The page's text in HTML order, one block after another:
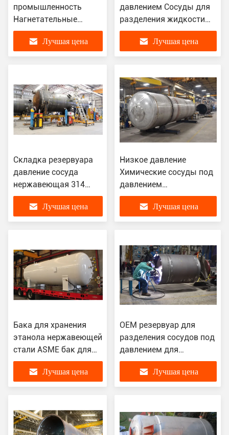
промышленность
Нагнетательные
сосуды Нетоксичная
горючая среда
хранения
Лучшая цена
давлением Сосуды для
разделения жидкости
для нефтехимической
переработкиЛучшая цена
Складка резервуара
давление сосуда
нержавеющая 314
нержавеющая 316L
углерод R345 с ASME
Лучшая цена
Низкое давление
Химические сосуды под
давлением
Реакционный сосуд из
нержавеющей стали
Лучшая цена
Бака для хранения
этанола нержавеющей
стали ASME бак для
хранения
промышленного
химический Rustproof
Лучшая цена
OEM резервуар для
разделения сосудов под
давлением для
нефтехимической
переработкиЛучшая цена